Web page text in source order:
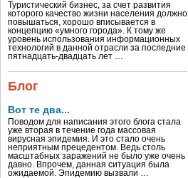
Туристический бизнес, за счет развития
которого качество жизни населения должно
повышаться, хорошо вписывается в
концепцию «умного города». К тому же
уровень использования информационных
технологий в данной отрасли за последние
пятнадцать-двадцать лет …
Блог
Вот те два...
Поводом для написания этого блога стала
уже вторая в течение года массовая
вирусная эпидемия. И это стало очень
неприятным прецедентом. Ведь столь
масштабных заражений не было уже очень
давно. Впрочем, данная ситуация была
ожидаемой. Эпидемию вызвали …